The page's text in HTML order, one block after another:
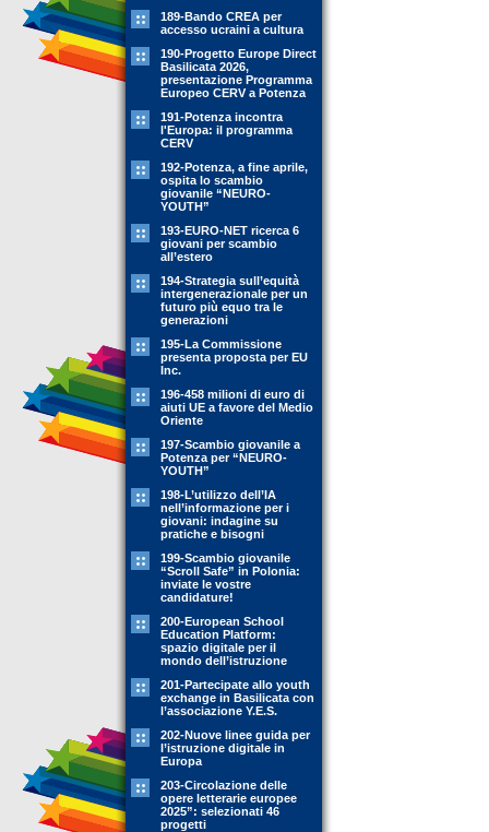
189-Bando CREA per
accesso ucraini a cultura
190-Progetto Europe Direct
Basilicata 2026,
presentazione Programma
Europeo CERV a Potenza
191-Potenza incontra
l'Europa: il programma
CERV
192-Potenza, a fine aprile,
ospita lo scambio
giovanile “NEURO-
YOUTH”
193-EURO-NET ricerca 6
giovani per scambio
all’estero
194-Strategia sull’equità
intergenerazionale per un
futuro più equo tra le
generazioni
195-La Commissione
presenta proposta per EU
Inc.
196-458 milioni di euro di
aiuti UE a favore del Medio
Oriente
197-Scambio giovanile a
Potenza per “NEURO-
YOUTH”
198-L’utilizzo dell’IA
nell’informazione per i
giovani: indagine su
pratiche e bisogni
199-Scambio giovanile
“Scroll Safe” in Polonia:
inviate le vostre
candidature!
200-European School
Education Platform:
spazio digitale per il
mondo dell’istruzione
201-Partecipate allo youth
exchange in Basilicata con
l’associazione Y.E.S.
202-Nuove linee guida per
l’istruzione digitale in
Europa
203-Circolazione delle
opere letterarie europee
2025”: selezionati 46
progetti